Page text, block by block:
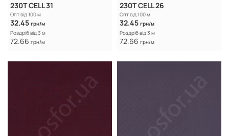
230T CELL 31
Опт від 100 м
32.45 грн/м
Роздріб від 3 м
72.66 грн/м
230T CELL 26
Опт від 100 м
32.45 грн/м
Роздріб від 3 м
72.66 грн/м